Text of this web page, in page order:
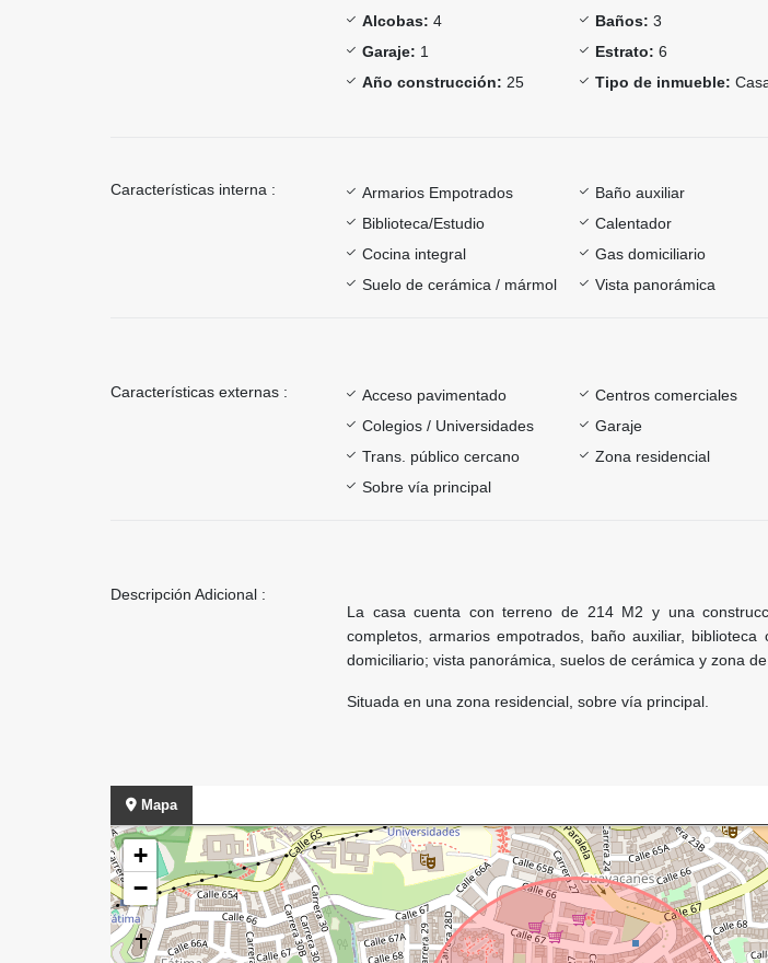
Alcobas: 4 Baños: 3
Garaje: 1 Estrato: 6
Año construcción: 25 Tipo de inmueble:
Características interna : Armarios Empotrados Baño auxiliar
Biblioteca/Estudio
Calentador
Cocina integral
Gas domiciliario
Suelo de cerámica / mármol
Vista panorámica
Características externas : Acceso pavimentado Centros comerciales
Colegios / Universidades
Garaje
Trans. público cercano
Zona residencial
Sobre vía principal
Descripción Adicional :
La casa cuenta con terreno de 214 M2 y una
completos, armarios empotrados, baño auxiliar,
domiciliario; vista panorámica, suelos de cerámica y zona de
Situada en una zona residencial, sobre vía principal.
Mapa
+
−